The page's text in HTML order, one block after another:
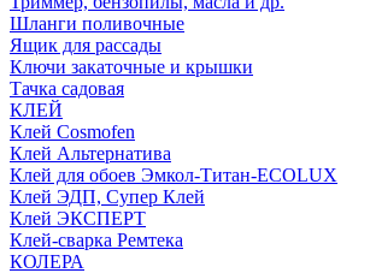
Шланги поливочные
Ящик для рассады
Ключи закаточные и крышки
Тачка садовая
КЛЕЙ
Клей Cosmofen
Клей Альтернатива
Клей для обоев Эмкол-Титан-ECOLUX
Клей ЭДП, Супер Клей
Клей ЭКСПЕРТ
Клей-сварка Ремтека
КОЛЕРА